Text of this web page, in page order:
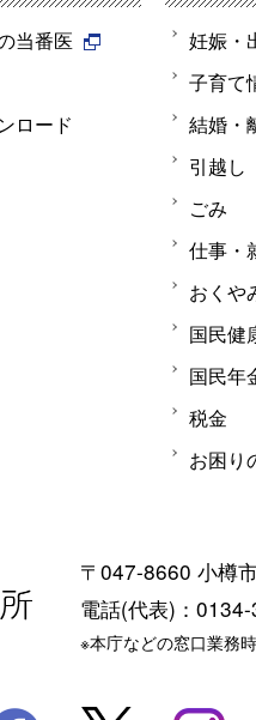
当番医
ロード
妊娠・
子育て
結婚・
引越し
ごみ
仕事・
おくや
国民健
国民年
税金
お困り
〒047-8660 小樽
電話(代表)：
※本庁などの窓口業務